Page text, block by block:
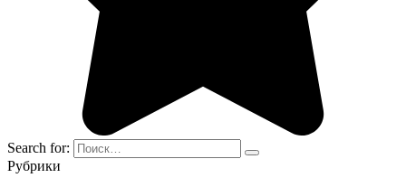
Search for:
Рубрики